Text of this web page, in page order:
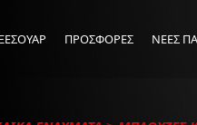
ΠΡΟΣΦΟΡΕΣ ΝΕΕΣ